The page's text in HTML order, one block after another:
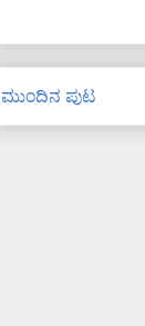
ಮುಂದಿನ ಪುಟ